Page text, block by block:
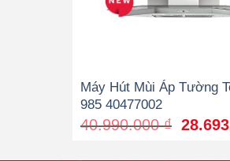
Máy Hút Mùi Áp Tường
985 40477002
40.990.000₫